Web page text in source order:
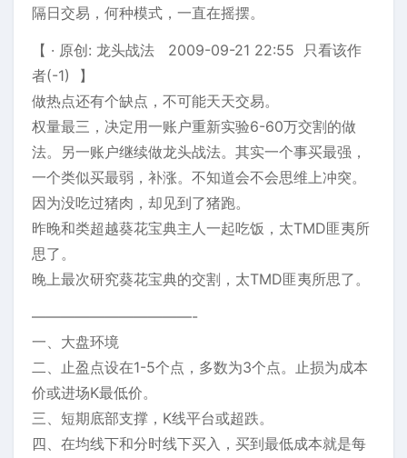
隔日交易，何种模式，一直在摇摆。
【 · 原创: 龙头战法 2009-09-21 22:55 只看该作
者(-1) 】
做热点还有个缺点，不可能天天交易。
权量最三，决定用一账户重新实验6-60万交割的做
法。另一账户继续做龙头战法。其实一个事买最强，
一个类似买最弱，补涨。不知道会不会思维上冲突。
因为没吃过猪肉，却见到了猪跑。
昨晚和类超越葵花宝典主人一起吃饭，太TMD匪夷所
思了。
晚上最次研究葵花宝典的交割，太TMD匪夷所思了。
———————————-
一、大盘环境
二、止盈点设在1-5个点，多数为3个点。止损为成本
价或进场K最低价。
三、短期底部支撑，K线平台或超跌。
四、在均线下和分时线下买入，买到最低成本就是每